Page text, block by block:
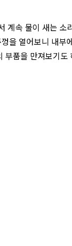
계속 물이 새는 소
을 열어보니 내부
품을 만져보기